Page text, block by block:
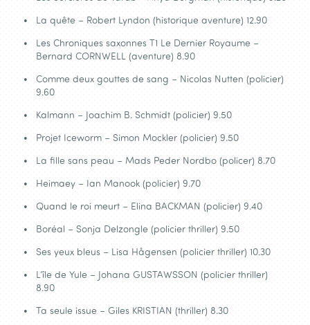
La quête – Robert Lyndon (historique aventure) 12.90
Les Chroniques saxonnes T1 Le Dernier Royaume –
Bernard CORNWELL (aventure) 8.90
Comme deux gouttes de sang – Nicolas Nutten (policier)
9.60
Kalmann – Joachim B. Schmidt (policier) 9.50
Projet Iceworm – Simon Mockler (policier) 9.50
La fille sans peau – Mads Peder Nordbo (policer) 8.70
Heimaey – Ian Manook (policier) 9.70
Quand le roi meurt – Elina BACKMAN (policier) 9.40
Boréal – Sonja Delzongle (policier thriller) 9.50
Ses yeux bleus – Lisa Hågensen (policier thriller) 10.30
L’île de Yule – Johana GUSTAWSSON (policier thriller)
8.90
Ta seule issue – Giles KRISTIAN (thriller) 8.30